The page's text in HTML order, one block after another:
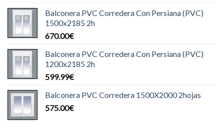
Balconera PVC Corredera Con Persiana (PVC)
1500x2185 2h
670.00€
Balconera PVC Corredera Con Persiana (PVC)
1200x2185 2h
599.99€
Balconera PVC Corredera 1500X2000 2hojas
575.00€